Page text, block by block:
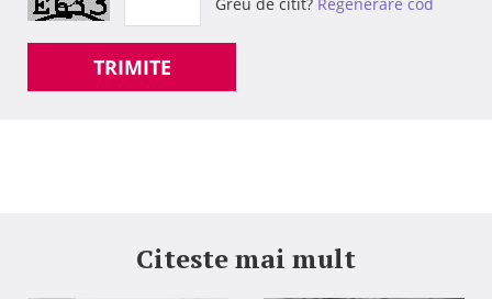
TRIMITE
Citeste mai mult